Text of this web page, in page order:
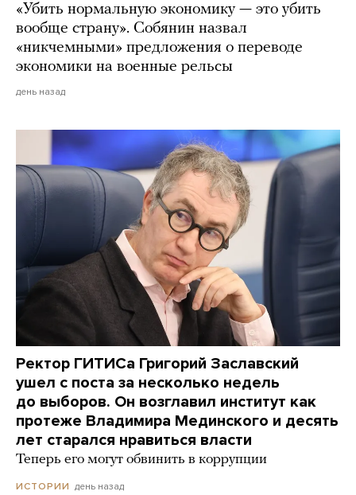
«Убить нормальную экономику — это убить
вообще страну». Собянин назвал
«никчемными» предложения о переводе
экономики на военные рельсы
день назад
Ректор ГИТИСа Григорий Заславский
ушел с поста за несколько недель
до выборов. Он возглавил институт как
протеже Владимира Мединского и десять
лет старался нравиться власти
Теперь его могут обвинить в коррупции
ИСТОРИИ день назад